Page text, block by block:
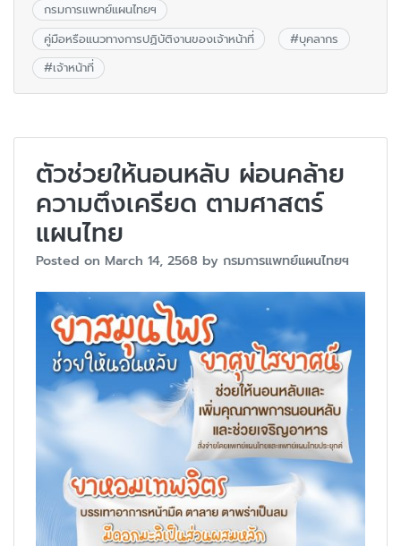
กรมการแพทย์แผนไทยฯ
คู่มือหรือแนวทางการปฏิบัติงานของเจ้าหน้าที่
#บุคลากร
#เจ้าหน้าที่
ตัวช่วยให้นอนหลับ ผ่อนคล้าย
ความตึงเครียด ตามศาสตร์
แผนไทย
Posted on March 14, 2568 by กรมการแพทย์แผนไทยฯ